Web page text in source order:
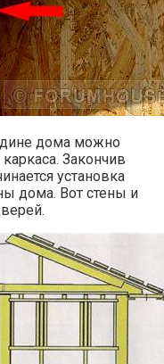
дома можно
Закончив
установка
дома. Вот стены и